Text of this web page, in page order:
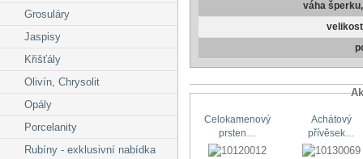
Grosuláry
Jaspisy
Křišťály
Olivín, Chrysolit
Opály
Porcelanity
Rubíny - exklusivní nabídka
váha
Celokamenový
prsten…
Achátový
přívěsek…